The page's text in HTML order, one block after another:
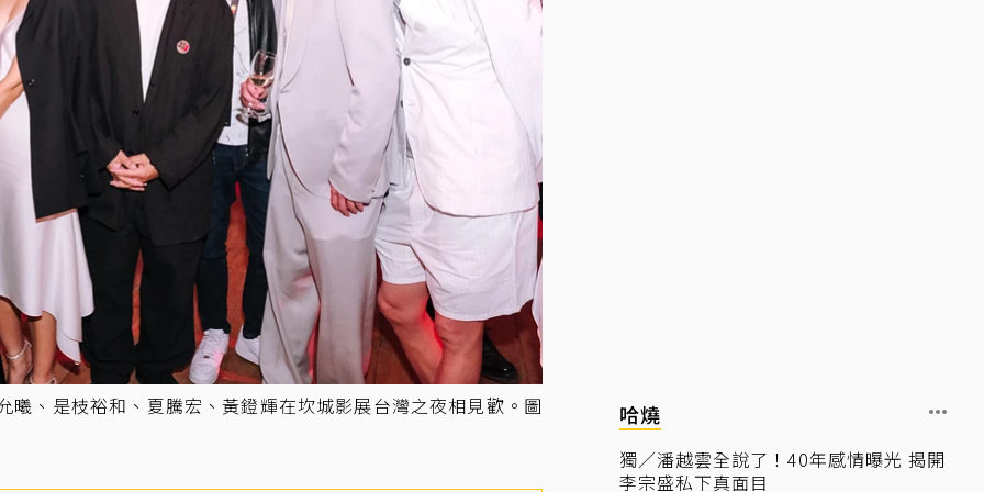
曦、是枝裕和、夏騰宏、黃鐙輝在坎城影展台灣之夜相見歡。圖 哈燒
獨／潘越雲全說了！40年感情曝光 揭開
李宗盛私下真面目